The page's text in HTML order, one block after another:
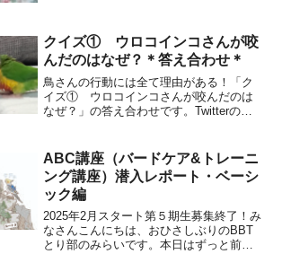
してから最初Read More...
クイズ① ウロコインコさんが咬
んだのはなぜ？＊答え合わせ＊
鳥さんの行動には全て理由がある！「ク
イズ① ウロコインコさんが咬んだのは
なぜ？」の答え合わせです。Twitterの方
らで詳しく解説をさせていただきたいと
思います。咬みつRead More...
ABC講座（バードケア&トレーニ
ング講座）潜入レポート・ベーシ
ック編
2025年2月スタート第５期生募集終了！み
なさんこんにちは、おひさしぶりのBBT
とり部のみらいです。本日はずっと前に